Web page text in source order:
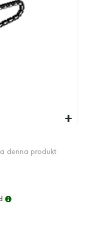
denna produkt